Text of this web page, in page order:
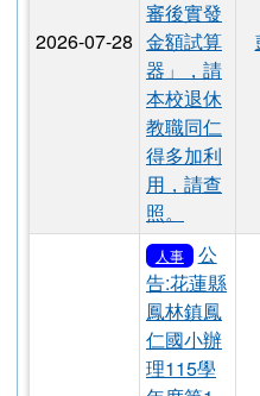
人事
公
告:銓敘部
建置「公
務人員退
休所得重
審後實發
金額試算
器」，請
本校退休
教職同仁
得多加利
用，請查
照。